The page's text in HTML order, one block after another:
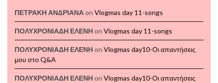
ΠΕΤΡΑΚΗ ΑΝΔΡΙΑΝΑon Vlogmas day 11-songs
ΠΟΛΥΧΡΟΝΙΑΔΗ ΕΛΕΝΗon Vlogmas day 11-songs
ΠΟΛΥΧΡΟΝΙΑΔΗ ΕΛΕΝΗon Vlogmas day10-Οι απαντήσεις
μου στο Q&A
ΠΟΛΥΧΡΟΝΙΑΔΗ ΕΛΕΝΗon Vlogmas day10-Οι απαντήσεις